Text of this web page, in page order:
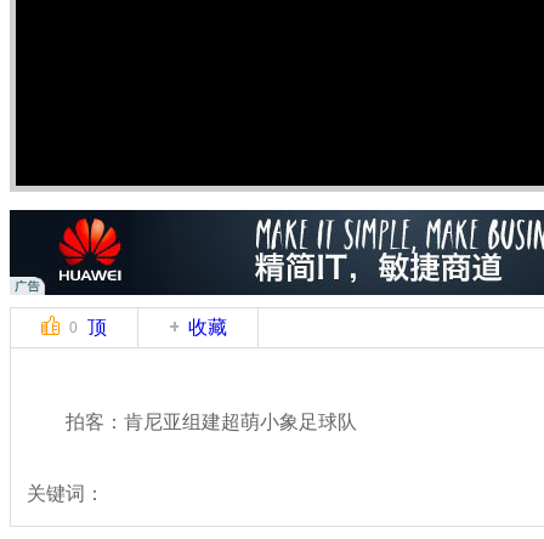
0 顶 收藏
拍客：肯尼亚组建超萌小象足球队
关键词：